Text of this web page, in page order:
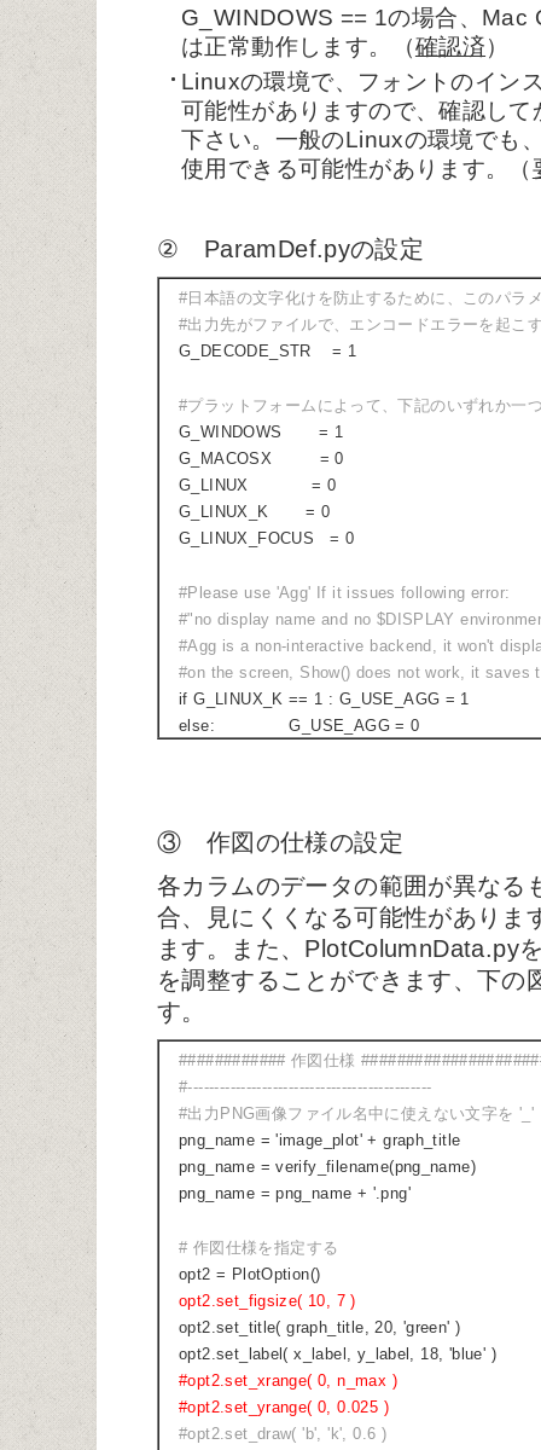
G_WINDOWS == 1の場合、Mac
は正常動作します。（確認済）
Linuxの環境で、フォントのイン
可能性がありますので、確認し
下さい。一般のLinuxの環境でも
使用できる可能性があります。（
② ParamDef.pyの設定
#日本語の文字化けを防止するために、このパラ
#出力先がファイルで、エンコードエラーを起こ
G_DECODE_STR = 1
#プラットフォームによって、下記のいずれか一
G_WINDOWS = 1
G_MACOSX = 0
G_LINUX = 0
G_LINUX_K = 0
G_LINUX_FOCUS = 0
#Please use 'Agg' If it issues following error:
#"no display name and no $DISPLAY
#Agg is a non-interactive backend, it won't
#on the screen, Show() does not work, it saves
if G_LINUX_K == 1 : G_USE_AGG = 1
else: G_USE_AGG = 0
③ 作図の仕様の設定
各カラムのデータの範囲が異なる
合、見にくくなる可能性がありま
ます。また、PlotColumnData.py
を調整することができます、下の
す。
############ 作図仕様
#----------------------------------------------
#出力PNG画像ファイル名中に使えない文字を '_'
png_name = 'image_plot' + graph_title
png_name = verify_filename(png_name)
png_name = png_name + '.png'
# 作図仕様を指定する
opt2 = PlotOption()
opt2.set_figsize( 10, 7 )
opt2.set_title( graph_title, 20, 'green' )
opt2.set_label( x_label, y_label, 18, 'blue' )
#opt2.set_xrange( 0, n_max )
#opt2.set_yrange( 0, 0.025 )
#opt2.set_draw( 'b', 'k', 0.6 )